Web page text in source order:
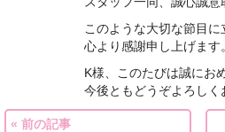
このような大切な節目に
心より感謝申し上げます
K様、このたびは誠にお
今後ともどうぞよろしく
« 前の記事